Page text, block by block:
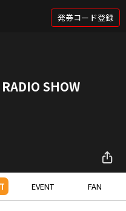
発券コード登録
SHOW
EVENT FAN